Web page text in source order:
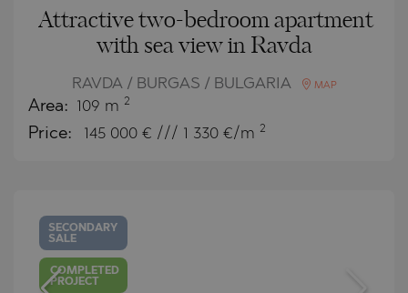
Attractive two-bedroom apartment
with sea view in Ravda
RAVDA / BURGAS / BULGARIA MAP
Area: 109 m 2
Price: 145 000 € /// 1 330 €/m 2
SECONDARY
SALE
COMPLETED
PROJECT